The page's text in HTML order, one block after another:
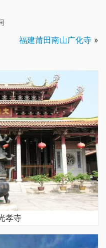
福建莆田南山广化寺 »
孝寺